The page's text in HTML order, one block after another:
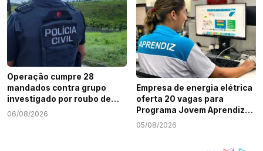
Operação cumpre 28
mandados contra grupo
investigado por roubo de
cargas e tráfico de drogas
06/08/2026
Empresa de energia elétrica
oferta 20 vagas para
Programa Jovem Aprendiz
em Sergipe
05/08/2026